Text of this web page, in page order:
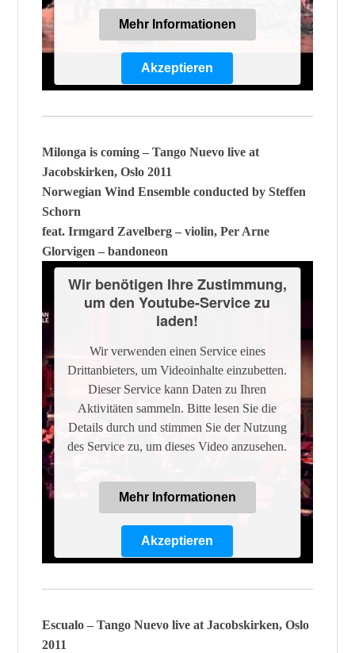
Mehr Informationen
Akzeptieren
Management Platform
Milonga is coming – Tango Nuevo live at
Jacobskirken, Oslo 2011
Norwegian Wind Ensemble conducted by Steffen
Schorn
feat. Irmgard Zavelberg – violin, Per Arne
Glorvigen – bandoneon
Wir benötigen Ihre Zustimmung,
um den Youtube-Service zu
laden!
Wir verwenden einen Service eines
Drittanbieters, um Videoinhalte einzubetten.
Dieser Service kann Daten zu Ihren
Aktivitäten sammeln. Bitte lesen Sie die
Details durch und stimmen Sie der Nutzung
des Service zu, um dieses Video anzusehen.
Mehr Informationen
Akzeptieren
Management Platform
Escualo – Tango Nuevo live at Jacobskirken, Oslo
2011